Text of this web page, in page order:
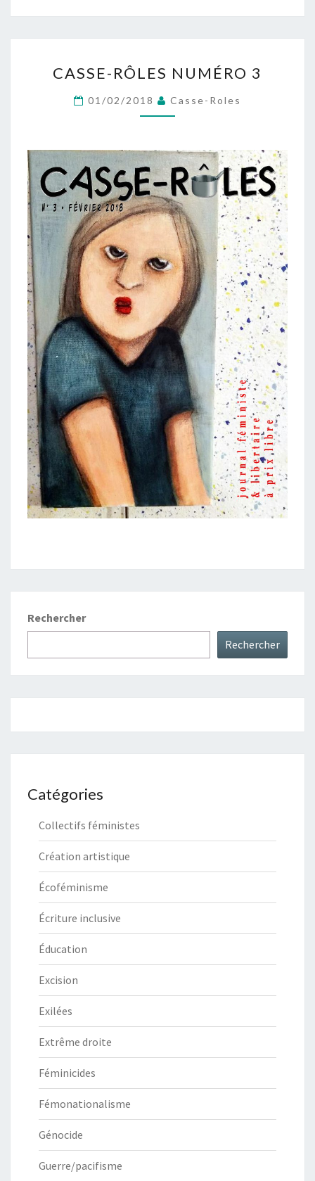
RÔLES
NUMÉRO
3
CASSE-RÔLES NUMÉRO 3
01/02/2018 Casse-Roles
Rechercher
Rechercher
Catégories
Collectifs féministes
Création artistique
Écoféminisme
Écriture inclusive
Éducation
Excision
Exilées
Extrême droite
Féminicides
Fémonationalisme
Génocide
Guerre/pacifisme